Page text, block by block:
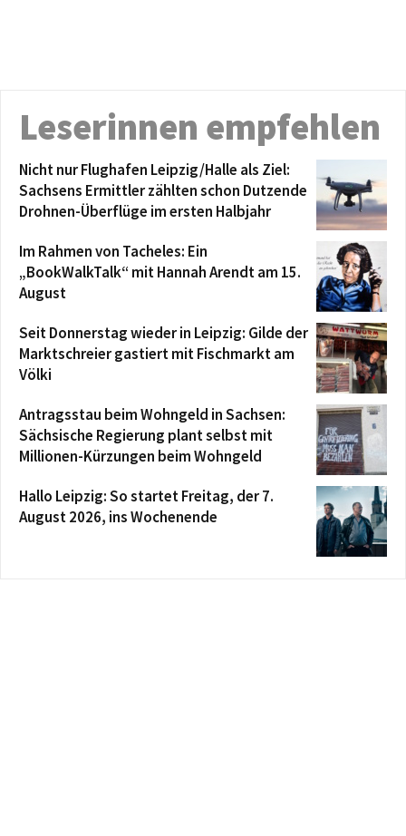
Leserinnen empfehlen
Nicht nur Flughafen Leipzig/Halle als Ziel:
Sachsens Ermittler zählten schon Dutzende
Drohnen-Überflüge im ersten Halbjahr
Im Rahmen von Tacheles: Ein
„BookWalkTalk“ mit Hannah Arendt am 15.
August
Seit Donnerstag wieder in Leipzig: Gilde der
Marktschreier gastiert mit Fischmarkt am
Völki
Antragsstau beim Wohngeld in Sachsen:
Sächsische Regierung plant selbst mit
Millionen-Kürzungen beim Wohngeld
Hallo Leipzig: So startet Freitag, der 7.
August 2026, ins Wochenende